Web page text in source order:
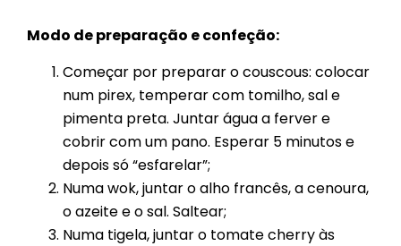
Modo de preparação e confeção:
Começar por preparar o couscous: colocar
num pirex, temperar com tomilho, sal e
pimenta preta. Juntar água a ferver e
cobrir com um pano. Esperar 5 minutos e
depois só “esfarelar”;
Numa wok, juntar o alho francês, a cenoura,
o azeite e o sal. Saltear;
Numa tigela, juntar o tomate cherry às